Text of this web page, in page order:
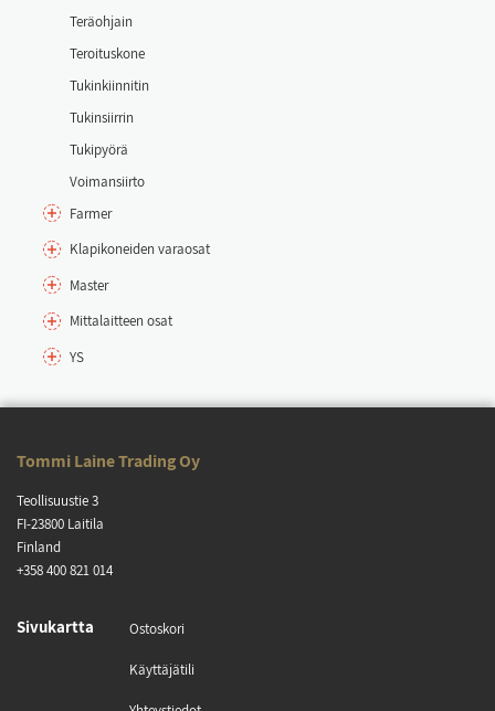
Te­räoh­jain
Te­roi­tus­ko­ne
Tu­kin­kiin­ni­tin
Tu­kin­siir­rin
Tu­ki­pyö­rä
Voi­man­siir­to
Far­mer
Kla­pi­ko­nei­den va­rao­sat
Mas­ter
Mit­ta­lait­teen osat
YS
Tom­mi Lai­ne Tra­ding Oy
Teol­li­suus­tie 3
FI-23800 Lai­ti­la
Fin­land
+358 400 821 014
Si­vu­kart­ta Os­tos­ko­ri
Käyt­tä­jä­ti­li